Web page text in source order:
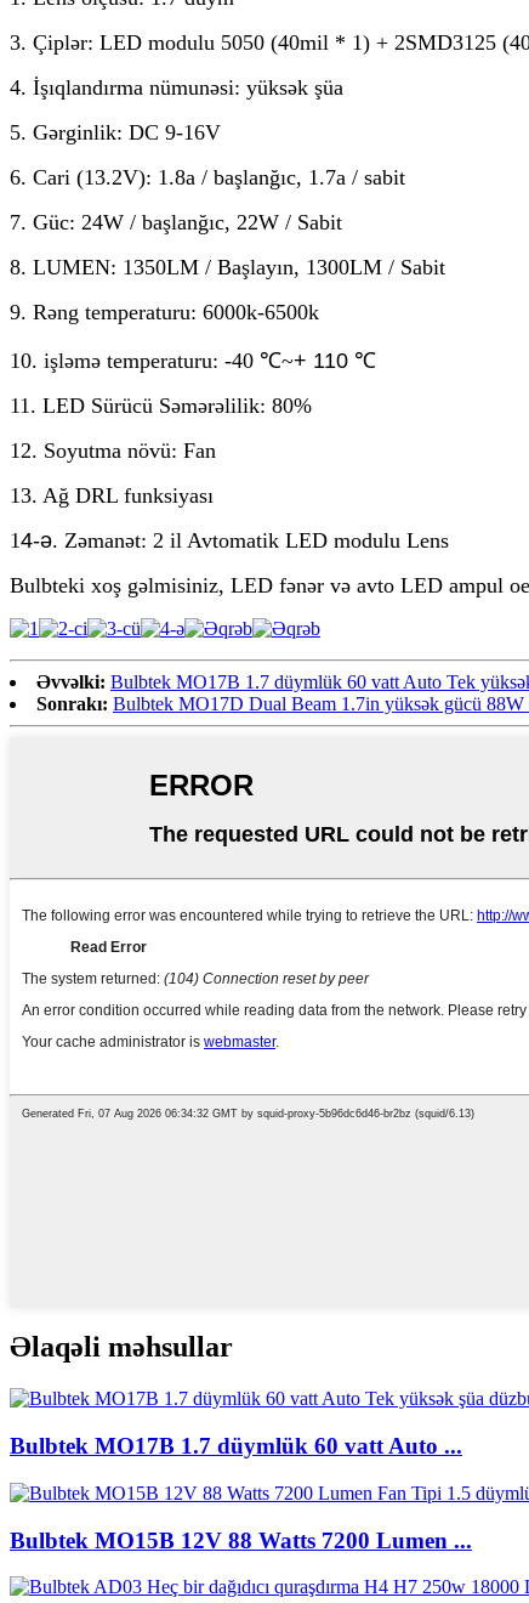
3. Çiplər: LED modulu 5050 (40mil * 1) + 2SMD3125
4. İşıqlandırma nümunəsi: yüksək şüa
5. Gərginlik: DC 9-16V
6. Cari (13.2V): 1.8a / başlanğıc, 1.7a / sabit
7. Güc: 24W / başlanğıc, 22W / Sabit
8. LUMEN: 1350LM / Başlayın, 1300LM / Sabit
9. Rəng temperaturu: 6000k-6500k
10. işləmə temperaturu: -40 ℃~+ 110 ℃
11. LED Sürücü Səmərəlilik: 80%
12. Soyutma növü: Fan
13. Ağ DRL funksiyası
14-ə. Zəmanət: 2 il Avtomatik LED modulu Lens
Bulbteki xoş gəlmisiniz, LED fənər və avto LED ampul
Əvvəlki: Bulbtek MO17B 1.7 düymlük 60 vatt Auto Tek
Sonrakı: Bulbtek MO17D Dual Beam 1.7in yüksək gücü
Əlaqəli məhsullar
Bulbtek MO17B 1.7 düymlük 60 vatt Auto ...
Bulbtek MO15B 12V 88 Watts 7200 Lumen ...